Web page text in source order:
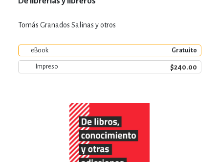
Tomás Granados Salinas y otros
eBook Gratuito
Impreso $240.00